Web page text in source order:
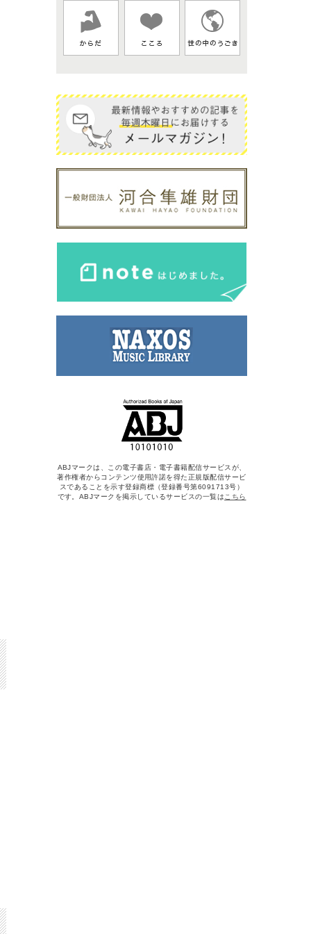
ABJマークは、この電子書店・電子書籍配信サービスが、
著作権者からコンテンツ使用許諾を得た正規版配信サービ
スであることを示す登録商標（登録番号第6091713号）
です。ABJマークを掲示しているサービスの一覧は こちら